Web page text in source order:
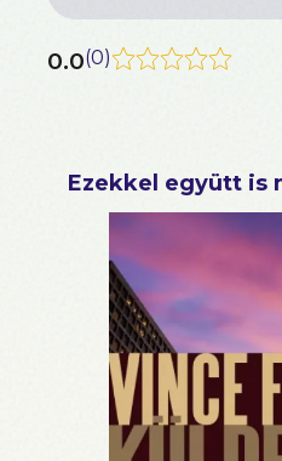
0.0(0)
Ezekkel együtt is